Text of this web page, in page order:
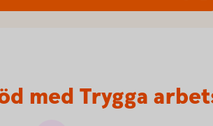
med Trygga